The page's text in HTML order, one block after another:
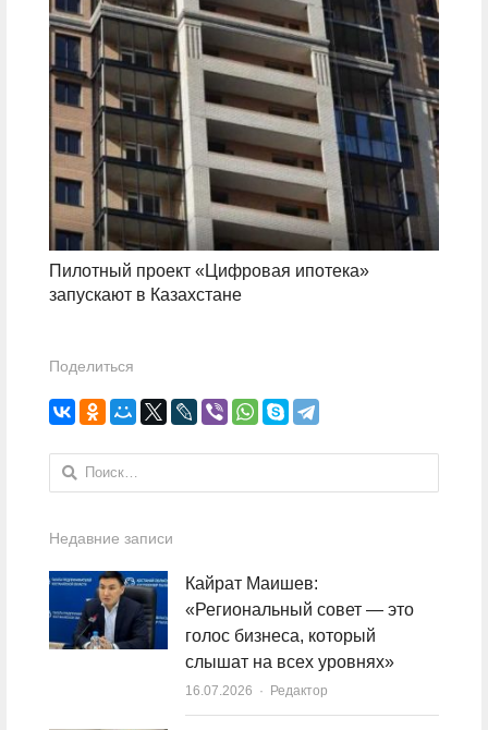
Пилотный проект «Цифровая ипотека»
запускают в Казахстане
Поделиться
Найти:
Недавние записи
Кайрат Маишев:
«Региональный совет — это
голос бизнеса, который
слышат на всех уровнях»
16.07.2026 Author
Редактор